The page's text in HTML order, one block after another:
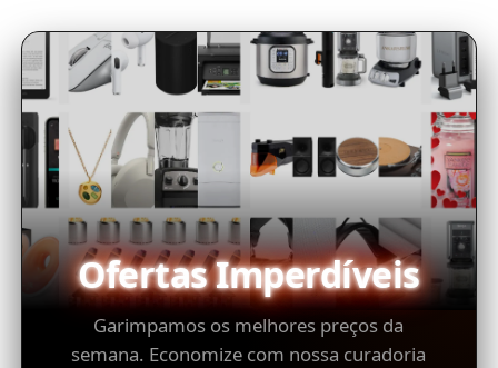
Ofertas Imperdíveis
Garimpamos os melhores preços da
semana. Economize com nossa curadoria